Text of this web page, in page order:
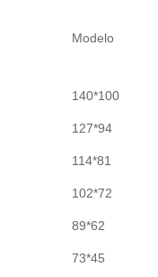
Modelo
140*100
127*94
114*81
102*72
89*62
73*45